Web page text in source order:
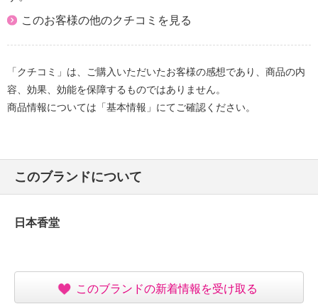
このお客様の他のクチコミを見る
「クチコミ」は、ご購入いただいたお客様の感想であり、商品の内
容、効果、効能を保障するものではありません。
商品情報については「基本情報」にてご確認ください。
このブランドについて
日本香堂
このブランドの新着情報を受け取る